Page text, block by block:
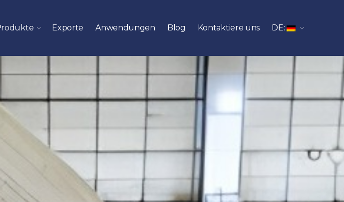
Exporte Anwendungen Blog Kontaktiere uns DE: